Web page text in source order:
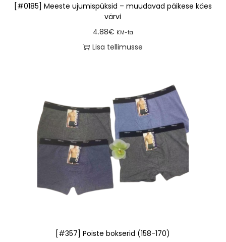
[#0185] Meeste ujumispüksid – muudavad päikese käes
värvi
4.88€ KM-ta
Lisa tellimusse
[#357] Poiste bokserid (158-170)